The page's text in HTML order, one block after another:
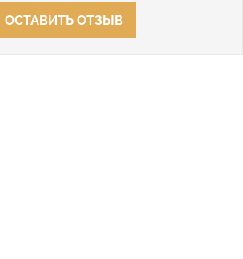
ОСТАВИТЬ ОТЗЫВ